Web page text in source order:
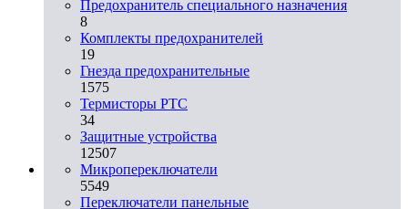
Предохранитель специального назначения
8
Комплекты предохранителей
19
Гнезда предохранительные
1575
Термисторы PTC
34
Защитные устройства
12507
Микропереключатели
5549
Переключатели панельные